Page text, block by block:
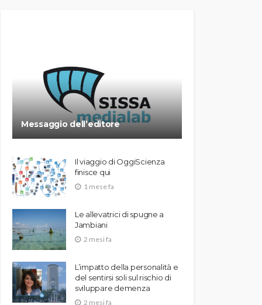
Messaggio dell’editore
Il viaggio di OggiScienza
finisce qui
1 mese fa
Le allevatrici di spugne a
Jambiani
2 mesi fa
L’impatto della personalità e
del sentirsi soli sul rischio di
sviluppare demenza
2 mesi fa